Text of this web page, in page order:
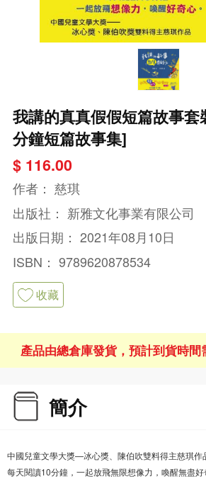
我講的真真假假短篇故事套
分鐘短篇故事集]
$ 116.00
作者： 慈琪
出版社： 新雅文化事業有限公司
出版日期： 2021年08月10日
ISBN： 9789620878534
收藏
產品由總倉庫發貨，預計到貨時間
簡介
中國兒童文學大獎—冰心獎、陳伯吹雙料得主慈琪作
每天閱讀10分鐘，一起放飛無限想像力，喚醒無盡好